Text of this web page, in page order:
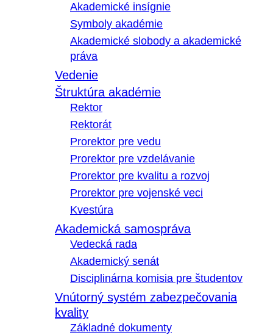
Akademické insígnie
Symboly akadémie
Akademické slobody a akademické
práva
Vedenie
Štruktúra akadémie
Rektor
Rektorát
Prorektor pre vedu
Prorektor pre vzdelávanie
Prorektor pre kvalitu a rozvoj
Prorektor pre vojenské veci
Kvestúra
Akademická samospráva
Vedecká rada
Akademický senát
Disciplinárna komisia pre študentov
Vnútorný systém zabezpečovania
kvality
Základné dokumenty